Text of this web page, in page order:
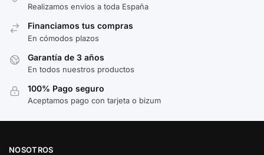
Realizamos envíos a toda España
Financiamos tus compras
En cómodos plazos
Garantía de 3 años
En todos nuestros productos
100% Pago seguro
Aceptamos pago con tarjeta o bizum
NOSOTROS